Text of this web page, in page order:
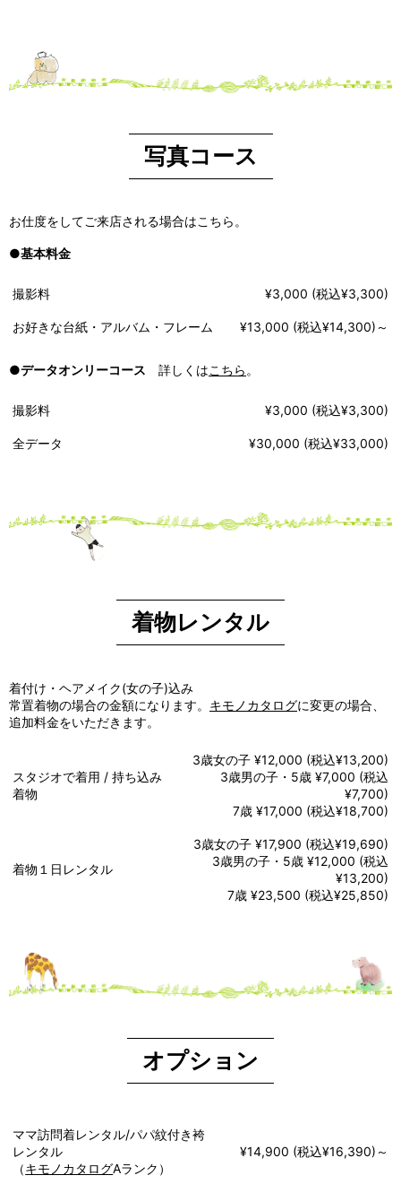
写真コース
お仕度をしてご来店される場合はこちら。
●基本料金
撮影料 ¥3,000 (税込¥3,300)
お好きな台紙・アルバム・フレーム ¥13,000 (税込¥14,300)～
●データオンリーコース 詳しくはこちら 。
撮影料 ¥3,000 (税込¥3,300)
全データ ¥30,000 (税込¥33,000)
着物レンタル
着付け・ヘアメイク(女の子)込み
常置着物の場合の金額になります。 キモノカタログに変更の場合、
追加料金をいただきます。
スタジオで着用 / 持ち込み
着物
3歳女の子 ¥12,000 (税込¥13,200)
3歳男の子・5歳 ¥7,000 (税込
¥7,700)
7歳 ¥17,000 (税込¥18,700)
着物１日レンタル
3歳女の子 ¥17,900 (税込¥19,690)
3歳男の子・5歳 ¥12,000 (税込
¥13,200)
7歳 ¥23,500 (税込¥25,850)
オプション
ママ訪問着レンタル/パパ紋付き袴
レンタル
（キモノカタログAランク）
¥14,900 (税込¥16,390)～